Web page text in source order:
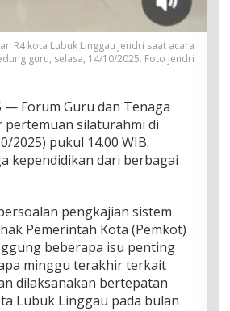
R4 kota Lubuk Linggau Jendri saat acara
guru, selasa, 14/10/2025. Foto jendri
Forum Guru dan Tenaga
pertemuan silaturahmi di
2025) pukul 14.00 WIB.
kependidikan dari berbagai
pengkajian sistem
Pemerintah Kota (Pemkot)
beberapa isu penting
minggu terakhir terkait
dilaksanakan bertepatan
Lubuk Linggau pada bulan